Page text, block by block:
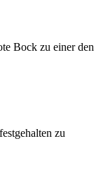
Bock zu einer den
zu